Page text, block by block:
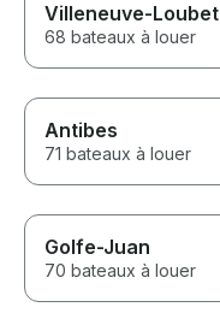
Villeneuve-Loubet
68 bateaux à louer
Antibes
71 bateaux à louer
Golfe-Juan
70 bateaux à louer